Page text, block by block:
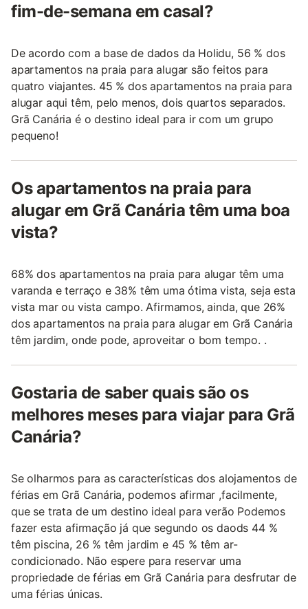
fim-de-semana em casal?
De acordo com a base de dados da Holidu, 56 % dos
apartamentos na praia para alugar são feitos para
quatro viajantes. 45 % dos apartamentos na praia para
alugar aqui têm, pelo menos, dois quartos separados.
Grã Canária é o destino ideal para ir com um grupo
pequeno!
Os apartamentos na praia para
alugar em Grã Canária têm uma boa
vista?
68% dos apartamentos na praia para alugar têm uma
varanda e terraço e 38% têm uma ótima vista, seja esta
vista mar ou vista campo. Afirmamos, ainda, que 26%
dos apartamentos na praia para alugar em Grã Canária
têm jardim, onde pode, aproveitar o bom tempo. .
Gostaria de saber quais são os
melhores meses para viajar para Grã
Canária?
Se olharmos para as características dos alojamentos de
férias em Grã Canária, podemos afirmar ,facilmente,
que se trata de um destino ideal para verão Podemos
fazer esta afirmação já que segundo os daods 44 %
têm piscina, 26 % têm jardim e 45 % têm ar-
condicionado. Não espere para reservar uma
propriedade de férias em Grã Canária para desfrutar de
uma férias únicas.